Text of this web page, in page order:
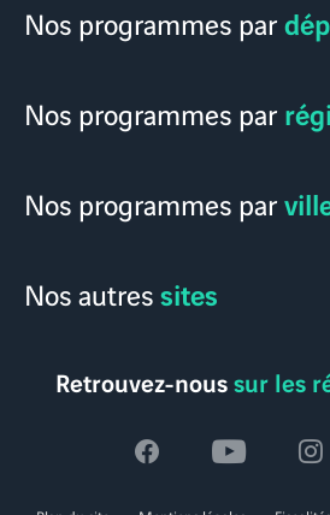
Nos programmes par
Nos programmes par
Nos programmes par
Nos autressites
Retrouvez-noussur les
Voir
la
Voir
la
la